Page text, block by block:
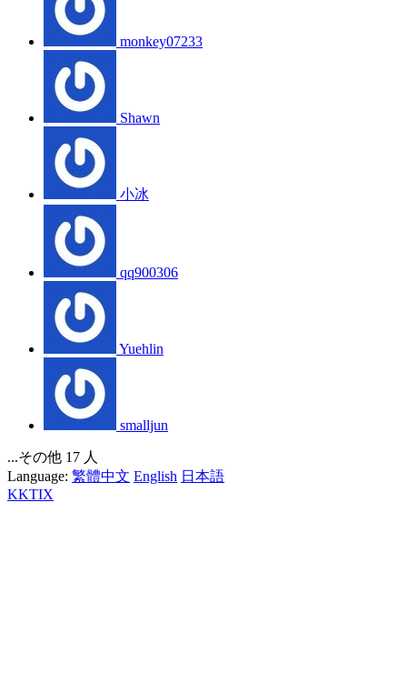
monkey07233
Shawn
小冰
qq900306
Yuehlin
smalljun
...その他 17 人
Language: 繁體中文 English 日本語
KKTIX